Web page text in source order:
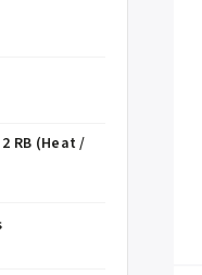
RB (Heat /